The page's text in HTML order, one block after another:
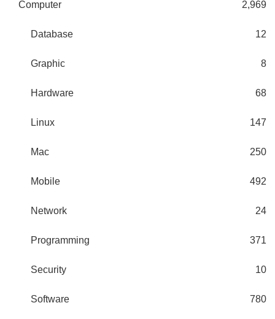
Computer 2,969
Database 12
Graphic 8
Hardware 68
Linux 147
Mac 250
Mobile 492
Network 24
Programming 371
Security 10
Software 780